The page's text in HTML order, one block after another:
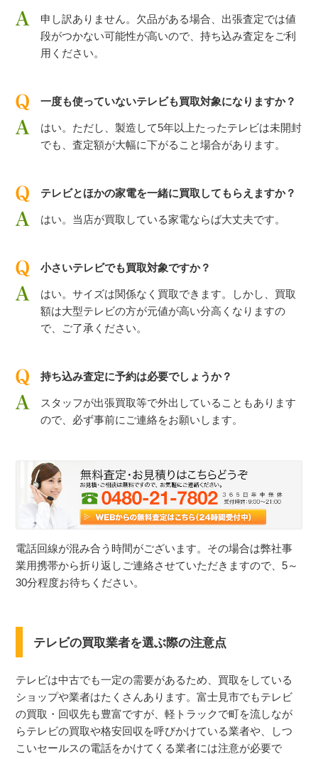
申し訳ありません。欠品がある場合、出張査定では値
段がつかない可能性が高いので、持ち込み査定をご利
用ください。
一度も使っていないテレビも買取対象になりますか？
はい。ただし、製造して5年以上たったテレビは未開封
でも、査定額が大幅に下がること場合があります。
テレビとほかの家電を一緒に買取してもらえますか？
はい。当店が買取している家電ならば大丈夫です。
小さいテレビでも買取対象ですか？
はい。サイズは関係なく買取できます。しかし、買取
額は大型テレビの方が元値が高い分高くなりますの
で、ご了承ください。
持ち込み査定に予約は必要でしょうか？
スタッフが出張買取等で外出していることもあります
ので、必ず事前にご連絡をお願いします。
電話回線が混み合う時間がございます。その場合は弊社事
業用携帯から折り返しご連絡させていただきますので、5～
30分程度お待ちください。
テレビの買取業者を選ぶ際の注意点
テレビは中古でも一定の需要があるため、買取をしている
ショップや業者はたくさんあります。富士見市でもテレビ
の買取・回収先も豊富ですが、軽トラックで町を流しなが
らテレビの買取や格安回収を呼びかけている業者や、しつ
こいセールスの電話をかけてくる業者には注意が必要で